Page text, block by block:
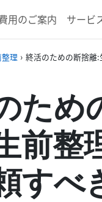
用のご案内 サービ
理 › 終活のための断捨離
ため
前整
すべ